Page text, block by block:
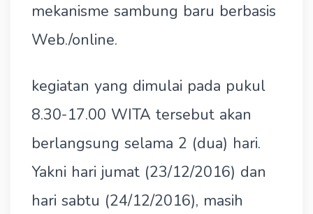
mekanisme sambung baru berbasis
Web./online.
kegiatan yang dimulai pada pukul
8.30-17.00 WITA tersebut akan
berlangsung selama 2 (dua) hari.
Yakni hari jumat (23/12/2016) dan
hari sabtu (24/12/2016), masih